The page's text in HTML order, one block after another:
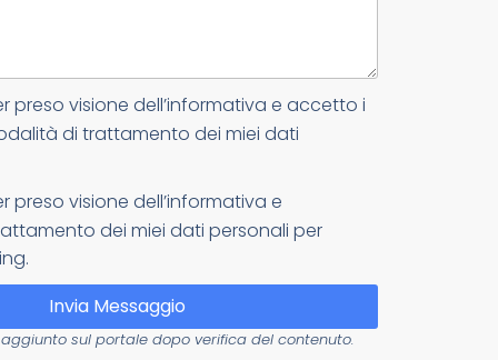
preso visione dell’informativa e accetto i
di trattamento dei miei dati
preso visione dell’informativa e
dei miei dati personali per
Invia Messaggio
sul portale dopo verifica del contenuto.